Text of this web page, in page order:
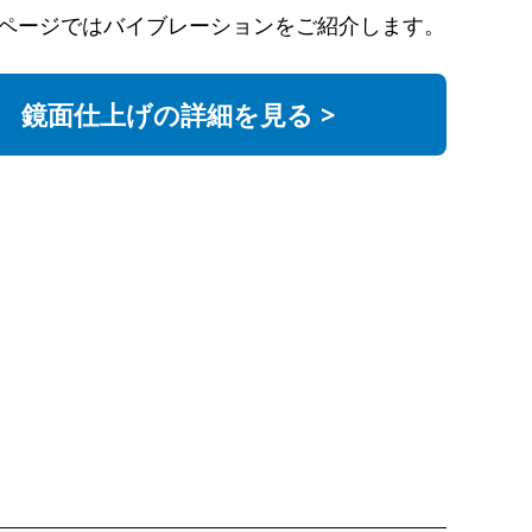
ージではバイブレーションをご紹介します。
鏡面仕上げの詳細を見る >